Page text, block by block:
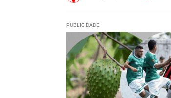
PUBLICIDADE